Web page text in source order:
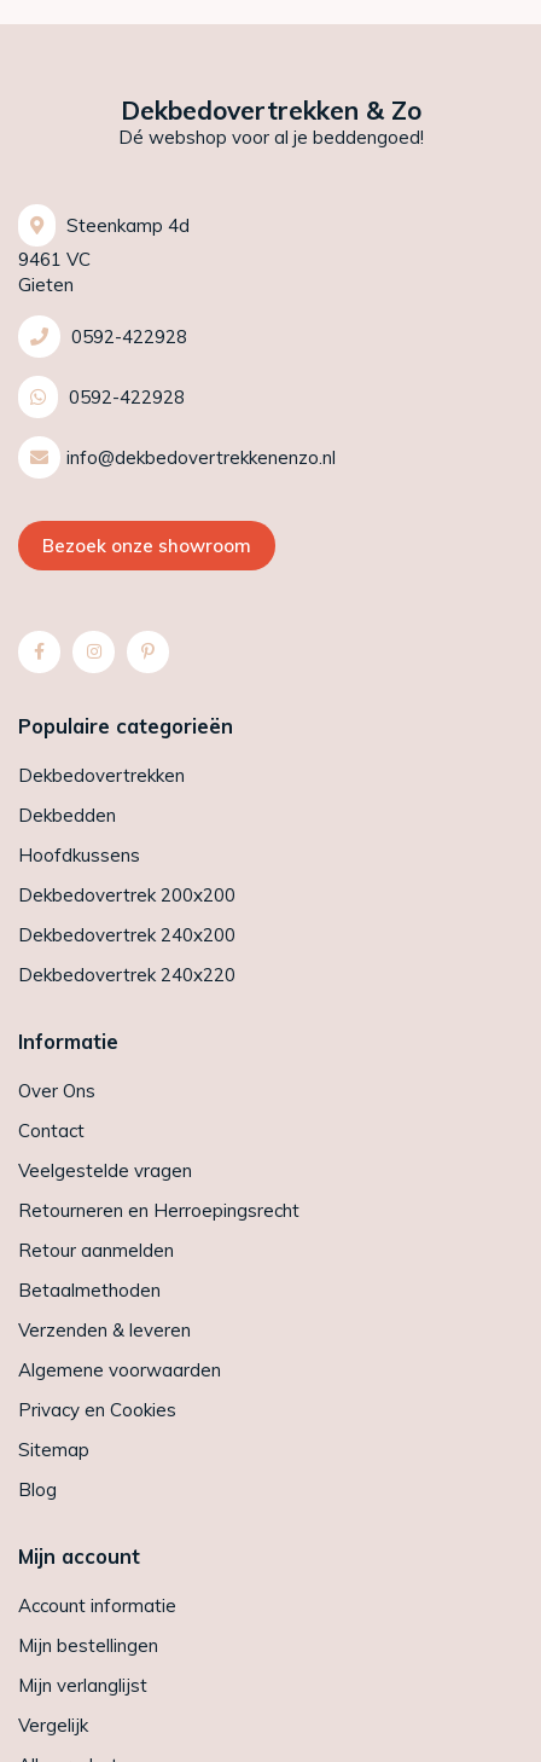
Dekbedovertrekken & Zo
Dé webshop voor al je beddengoed!
Steenkamp 4d
9461 VC
Gieten
0592-422928
0592-422928
info@dekbedovertrekkenenzo.nl
Bezoek onze showroom
Populaire categorieën
Dekbedovertrekken
Dekbedden
Hoofdkussens
Dekbedovertrek 200x200
Dekbedovertrek 240x200
Dekbedovertrek 240x220
Informatie
Over Ons
Contact
Veelgestelde vragen
Retourneren en Herroepingsrecht
Retour aanmelden
Betaalmethoden
Verzenden & leveren
Algemene voorwaarden
Privacy en Cookies
Sitemap
Blog
Mijn account
Account informatie
Mijn bestellingen
Mijn verlanglijst
Vergelijk